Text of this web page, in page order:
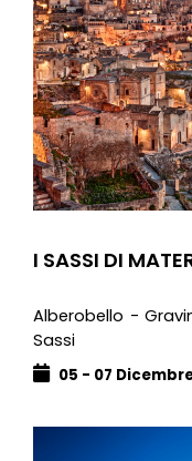
I SASSI DI
Alberobello -
Sassi
05 - 07